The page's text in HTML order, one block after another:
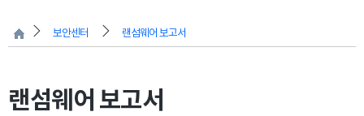
보안센터 랜섬웨어 보고서
랜섬웨어 보고서